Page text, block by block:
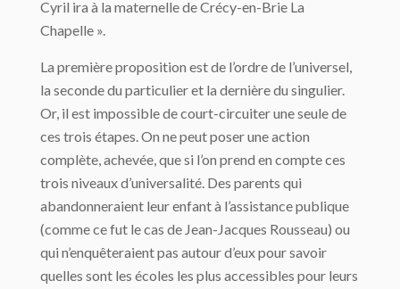
Cyril ira à la maternelle de Crécy-en-Brie La
Chapelle ».
La première proposition est de l’ordre de l’universel,
la seconde du particulier et la dernière du singulier.
Or, il est impossible de court-circuiter une seule de
ces trois étapes. On ne peut poser une action
complète, achevée, que si l’on prend en compte ces
trois niveaux d’universalité. Des parents qui
abandonneraient leur enfant à l’assistance publique
(comme ce fut le cas de Jean-Jacques Rousseau) ou
qui n’enquêteraient pas autour d’eux pour savoir
quelles sont les écoles les plus accessibles pour leurs